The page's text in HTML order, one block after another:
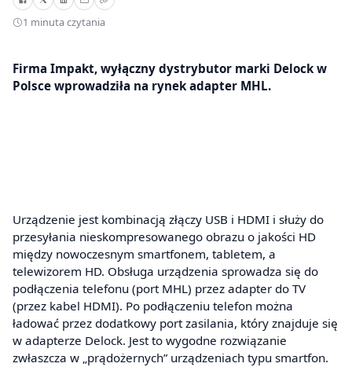
1 minuta czytania
Firma Impakt, wyłączny dystrybutor marki Delock w
Polsce wprowadziła na rynek adapter MHL.
Urządzenie jest kombinacją złączy USB i HDMI i służy do
przesyłania nieskompresowanego obrazu o jakości HD
między nowoczesnym smartfonem, tabletem, a
telewizorem HD. Obsługa urządzenia sprowadza się do
podłączenia telefonu (port MHL) przez adapter do TV
(przez kabel HDMI). Po podłączeniu telefon można
ładować przez dodatkowy port zasilania, który znajduje się
w adapterze Delock. Jest to wygodne rozwiązanie
zwłaszcza w „prądożernych” urządzeniach typu smartfon.